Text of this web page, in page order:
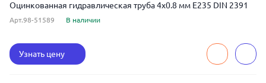
Оцинкованная гидравлическая труба 4x0.8 мм E235 DIN 2391
Арт.98-51589 В наличии
Узнать цену